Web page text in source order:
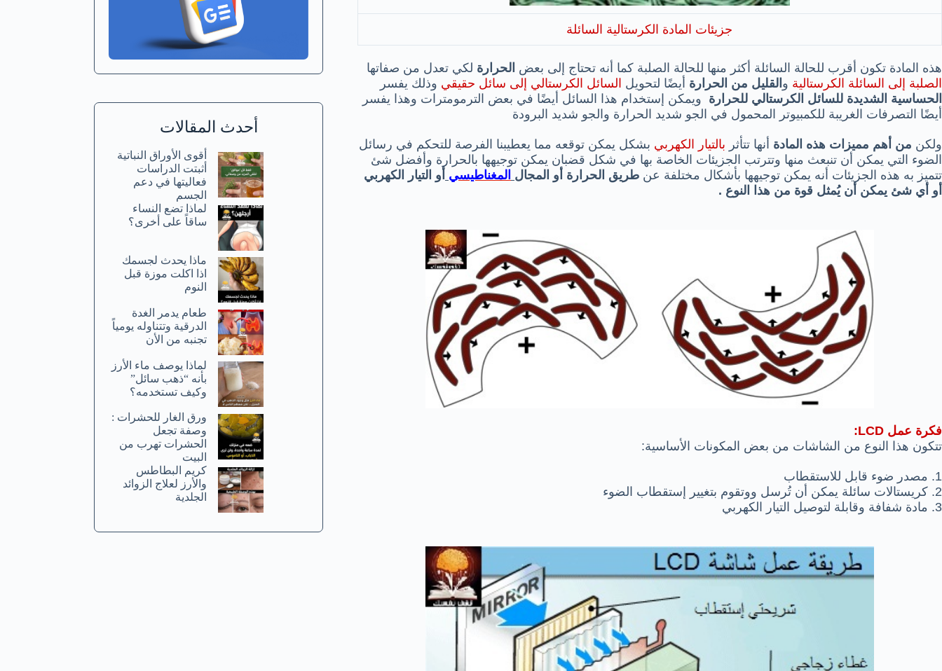
جزيئات المادة الكرستالية السائلة
هذه المادة تكون أقرب للحالة السائلة أكثر منها للحالة الصلبة كما أنه تحتاج إلى بعض الحرارة لكي تعدل من صفاتها
الصلبة إلى السائلة الكرستالية و القليل من الحرارة أيضًا لتحويل السائل الكرستالي إلى سائل حقيقي وذلك يفسر
الحساسية الشديدة للسائل الكرستالي للحرارة ويمكن إستخدام هذا السائل أيضًا في بعض الترمومترات وهذا يفسر
أيضًا التصرفات الغريبة للكمبيوتر المحمول في الجو شديد الحرارة والجو شديد البرودة
ولكن من أهم مميزات هذه المادة أنها تتأثر بالتيار الكهربي بشكل يمكن توقعه مما يعطيبنا الفرصة للتحكم في رسائل
الضوء التي يمكن أن تنبعث منها وتترتب الجزيئات الخاصة بها في شكل قضبان يمكن توجيهها بالحرارة وأفضل شئ
تتميز به هذه الجزيئات أنه يمكن توجيهها بأشكال مختلفة عن طريق الحرارة أو المجال المغناطيسي أو التيار الكهربي
أو أي شئ يمكن أن يُمثل قوة من هذا النوع .
فكرة عمل LCD:
تتكون هذا النوع من الشاشات من بعض المكونات الأساسية:
1. مصدر ضوء قابل للاستقطاب
2. كريستالات سائلة يمكن أن تُرسل ووتقوم بتغيير إستقطاب الضوء
3. مادة شفافة وقابلة لتوصيل التيار الكهربي
أحدث المقالات
أقوى الأوراق النباتية
أثبتت الدراسات
فعاليتها في دعم
الجسم
لماذا تضع النساء
ساقاً على أخرى؟
ماذا يحدث لجسمك
اذا اكلت موزة قبل
النوم
طعام يدمر الغدة
الدرقية وتتناوله يومياً
تجنبه من الأن
لماذا يوصف ماء الأرز
بأنه “ذهب سائل”
وكيف تستخدمه؟
ورق الغار للحشرات :
وصفة تجعل
الحشرات تهرب من
البيت
كريم البطاطس
والأرز لعلاج الزوائد
الجلدية